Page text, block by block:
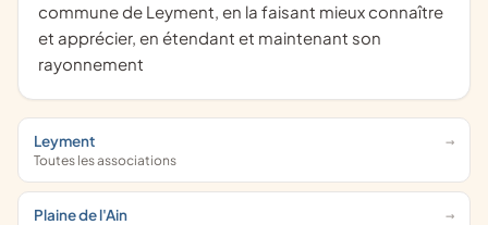
commune de Leyment, en la faisant mieux connaître
et apprécier, en étendant et maintenant son
rayonnement
Leyment
Toutes les associations
Plaine de l'Ain